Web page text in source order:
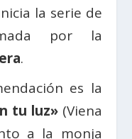
la serie de
por la
.
es la
tu luz»(Viena
a la monja